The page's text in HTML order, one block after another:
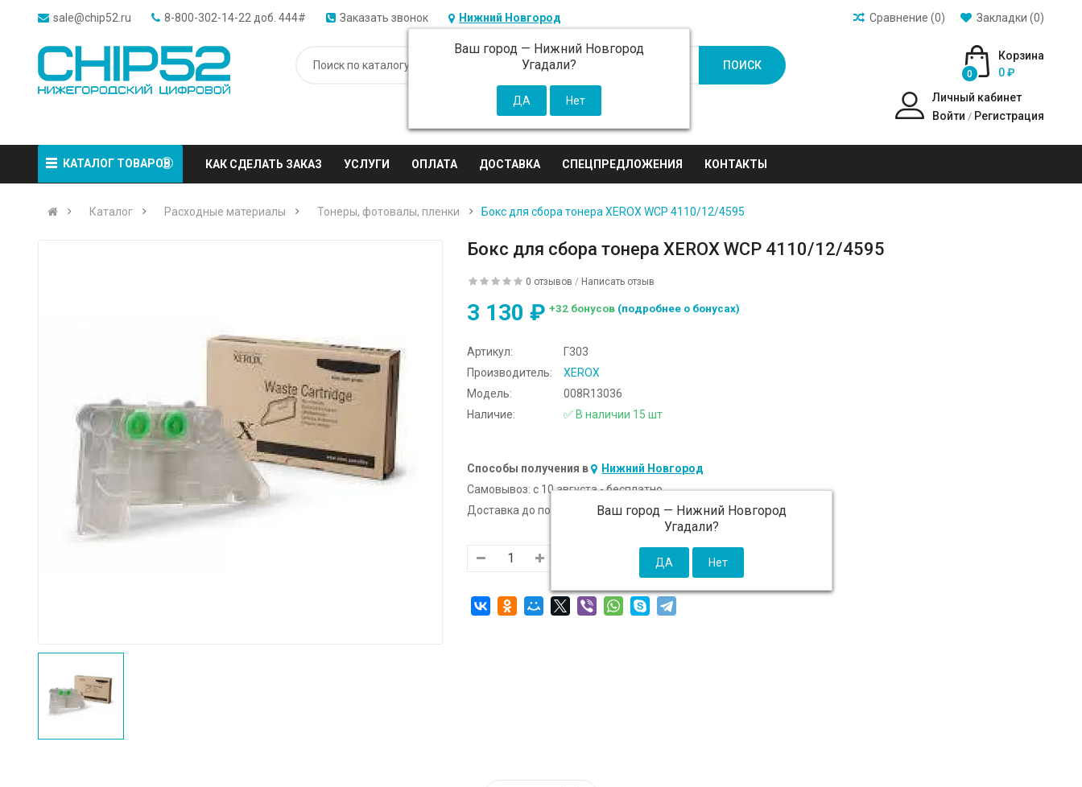
sale@chip52.ru 8-800-302-14-22 доб. 444# Заказать звонок Нижний Новгород
Ваш город — Нижний Новгород
Угадали?
Закладки (0)
Сравнение (0)
ПОИСК
Корзина
0
0 ₽
Личный кабинет
Войти / Регистрация
КАТАЛОГ ТОВАРОВ КАК СДЕЛАТЬ ЗАКАЗ УСЛУГИ ОПЛАТА ДОСТАВКА СПЕЦПРЕДЛОЖЕНИЯ КОНТАКТЫ
Каталог Расходные материалы Тонеры, фотовалы, пленки Бокс для сбора тонера XEROX WCP 4110/12/4595
Бокс для сбора тонера XEROX WCP 4110/12/4595
0 отзывов / Написать отзыв
3 130 ₽ +32 бонусов (подробнее о бонусах)
Артикул:
Г303
Производитель:
XEROX
Модель:
008R13036
Наличие:
✅ В наличии 15 шт
Способы получения в Нижний Новгород
Ваш город — Нижний Новгород
Угадали?
Самовывоз: c 10 августа - бесплатно
Доставка до подъезда:
c 10 августа - 300 ₽ (от 5 000 ₽ бесплатно)